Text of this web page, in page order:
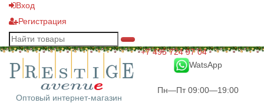
Вход
Регистрация
Оптовый интернет-магазин
+7 495 724 97 04
WatsApp
Пн—Пт 09:00—19:00